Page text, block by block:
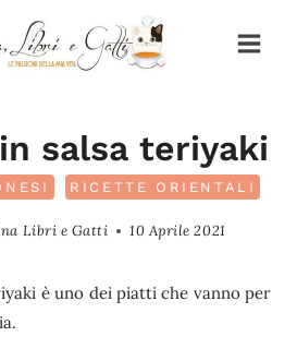
salsa teriyaki
RICETTE ORIENTALI
Libri e Gatti 10 Aprile 2021
è uno dei piatti che vanno per